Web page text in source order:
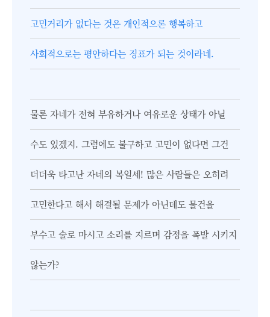
고민거리가 없다는 것은 개인적으론 행복하고
사회적으로는 평안하다는 징표가 되는 것이라네.
물론 자네가 전혀 부유하거나 여유로운 상태가 아닐
수도 있겠지. 그럼에도 불구하고 고민이 없다면 그건
더더욱 타고난 자네의 복일세! 많은 사람들은 오히려
고민한다고 해서 해결될 문제가 아닌데도 물건을
부수고 술로 마시고 소리를 지르며 감정을 폭발 시키지
않는가?